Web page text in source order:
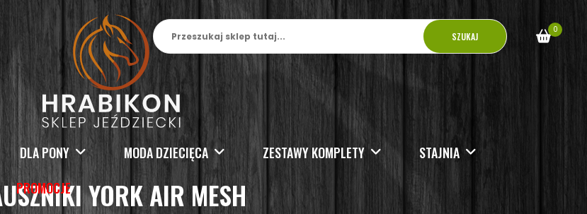
SZUKAJ
0
DLA PONY MODA DZIECIĘCA ZESTAWY KOMPLETY
STAJNIA
PROMOCJE YORK AIR MESH